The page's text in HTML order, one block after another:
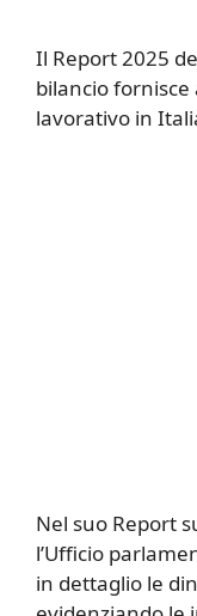
Il Report 2025
bilancio
lavorativo in
Nel suo Report
l’Ufficio
in dettaglio le